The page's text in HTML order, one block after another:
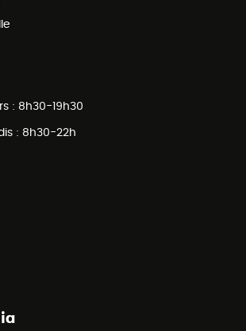
: 8h30-19h30
: 8h30-22h